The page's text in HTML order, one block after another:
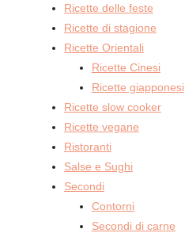
Ricette delle feste
Ricette di stagione
Ricette Orientali
Ricette Cinesi
Ricette giapponesi
Ricette slow cooker
Ricette vegane
Ristoranti
Salse e Sughi
Secondi
Contorni
Secondi di carne